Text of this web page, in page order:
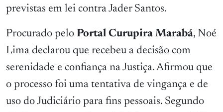
previstas em lei contra Jader Santos.
Procurado pelo Portal Curupira Marabá, Noé
Lima declarou que recebeu a decisão com
serenidade e confiança na Justiça. Afirmou que
o processo foi uma tentativa de vingança e de
uso do Judiciário para fins pessoais. Segundo